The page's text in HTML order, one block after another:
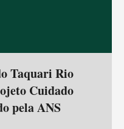
Taquari Rio
Cuidado
pela ANS